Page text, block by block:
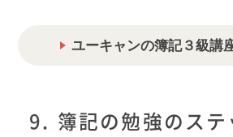
ユーキャンの簿記３級講
簿記の勉強のステ